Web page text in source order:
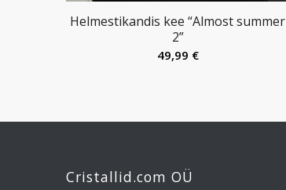
Helmestikandis kee “Almost summer
2”
49,99 €
Cristallid.com OÜ